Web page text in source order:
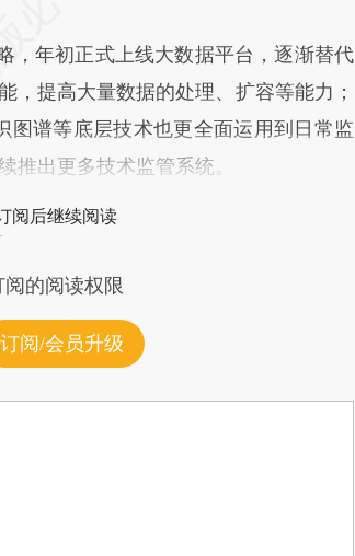
年初正式上线大数据平台，逐渐替代
提高大量数据的处理、扩容等能力；
图谱等底层技术也更全面运用到日常监
推出更多技术监管系统。
阅后继续阅读
的阅读权限
订阅/会员升级